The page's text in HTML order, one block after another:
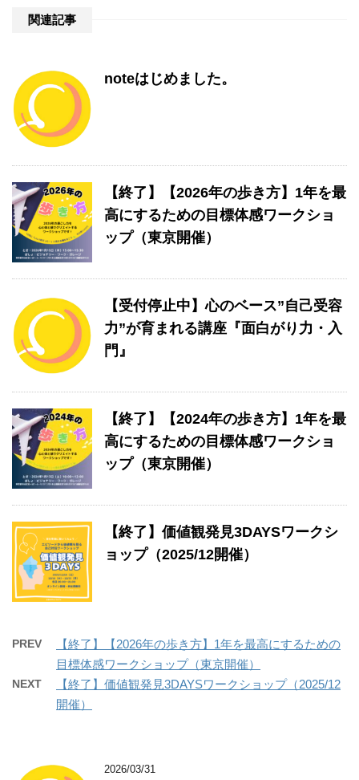
関連記事
noteはじめました。
【終了】【2026年の歩き方】1年を最
高にするための目標体感ワークショ
ップ（東京開催）
【受付停止中】心のベース”自己受容
力”が育まれる講座『面白がり力・入
門』
【終了】【2024年の歩き方】1年を最
高にするための目標体感ワークショ
ップ（東京開催）
【終了】価値観発見3DAYSワークシ
ョップ（2025/12開催）
PREV
【終了】【2026年の歩き方】1年を最高にするための
目標体感ワークショップ（東京開催）
NEXT
【終了】価値観発見3DAYSワークショップ（2025/12
開催）
2026/03/31